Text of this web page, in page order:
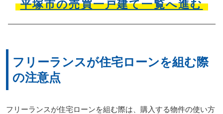
平塚市の売買一戸建て一覧へ進む
フリーランスが住宅ローンを組む際
の注意点
フリーランスが住宅ローンを組む際は、購入する物件の使い方